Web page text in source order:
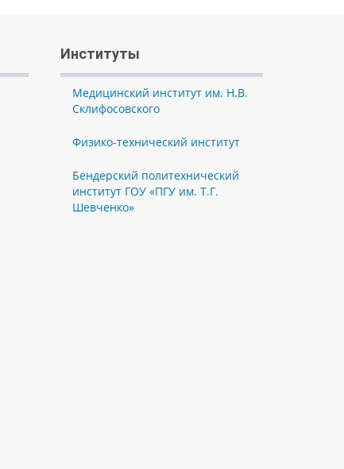
Институты
Медицинский институт им. Н.В.
Склифосовского
Физико-технический институт
Бендерский политехнический
институт ГОУ «ПГУ им. Т.Г.
Шевченко»